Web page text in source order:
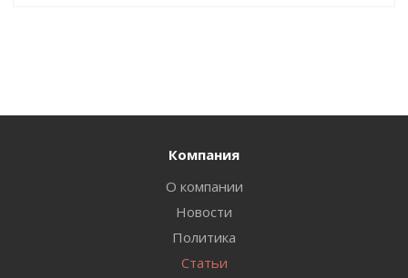
Компания
О компании
Новости
Политика
Статьи